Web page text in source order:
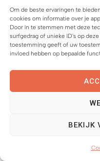
Om de beste ervaringen te
cookies om informatie over je
Door in te stemmen met deze
surfgedrag of unieke ID's op
toestemming geeft of uw
invloed hebben op bepaalde
BEKIJK
Babyconcert
op 16/01
vzw Kong, Gent
Nog 10 tickets